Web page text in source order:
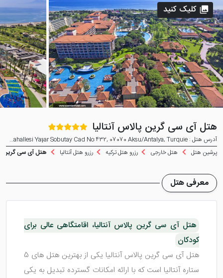
هتل آی سی گرین پالاس آنتالیا
آدرس هتل : Kundu Mahallesi Yaşar Sobutay Cad No:432, 07070 Aksu/Antalya, Turquie
پرشین هتل
هتل خارجی رزرو هتل ترکیه رزرو هتل آنتالیا هتل آی سی گرین
کلیک کنید
معرفی هتل
هتل آی سی گرین پالاس آنتالیا، اقامتگاهی عالی برای
کودکان
هتل آی سی گرین پالاس آنتالیا یکی از بهترین هتل های 5
ستاره آنتالیا است که با ارائه امکانات گسترده تبدیل به یکی